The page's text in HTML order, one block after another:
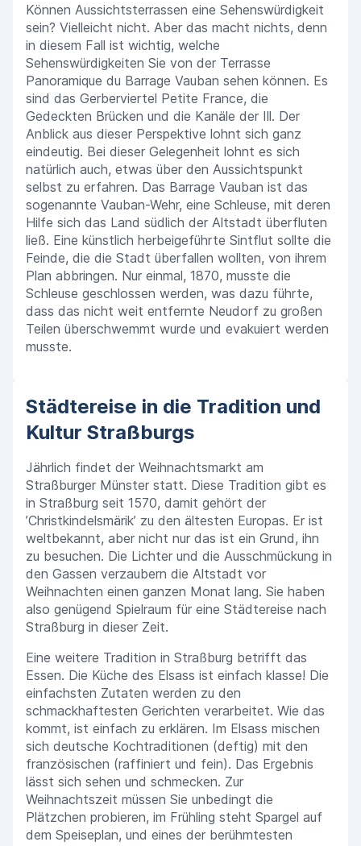
Können Aussichtsterrassen eine Sehenswürdigkeit
sein? Vielleicht nicht. Aber das macht nichts, denn
in diesem Fall ist wichtig, welche
Sehenswürdigkeiten Sie von der Terrasse
Panoramique du Barrage Vauban sehen können. Es
sind das Gerberviertel Petite France, die
Gedeckten Brücken und die Kanäle der Ill. Der
Anblick aus dieser Perspektive lohnt sich ganz
eindeutig. Bei dieser Gelegenheit lohnt es sich
natürlich auch, etwas über den Aussichtspunkt
selbst zu erfahren. Das Barrage Vauban ist das
sogenannte Vauban-Wehr, eine Schleuse, mit deren
Hilfe sich das Land südlich der Altstadt überfluten
ließ. Eine künstlich herbeigeführte Sintflut sollte die
Feinde, die die Stadt überfallen wollten, von ihrem
Plan abbringen. Nur einmal, 1870, musste die
Schleuse geschlossen werden, was dazu führte,
dass das nicht weit entfernte Neudorf zu großen
Teilen überschwemmt wurde und evakuiert werden
musste.
Städtereise in die Tradition und
Kultur Straßburgs
Jährlich findet der Weihnachtsmarkt am
Straßburger Münster statt. Diese Tradition gibt es
in Straßburg seit 1570, damit gehört der
’Christkindelsmärik’ zu den ältesten Europas. Er ist
weltbekannt, aber nicht nur das ist ein Grund, ihn
zu besuchen. Die Lichter und die Ausschmückung in
den Gassen verzaubern die Altstadt vor
Weihnachten einen ganzen Monat lang. Sie haben
also genügend Spielraum für eine Städtereise nach
Straßburg in dieser Zeit.
Eine weitere Tradition in Straßburg betrifft das
Essen. Die Küche des Elsass ist einfach klasse! Die
einfachsten Zutaten werden zu den
schmackhaftesten Gerichten verarbeitet. Wie das
kommt, ist einfach zu erklären. Im Elsass mischen
sich deutsche Kochtraditionen (deftig) mit den
französischen (raffiniert und fein). Das Ergebnis
lässt sich sehen und schmecken. Zur
Weihnachtszeit müssen Sie unbedingt die
Plätzchen probieren, im Frühling steht Spargel auf
dem Speiseplan, und eines der berühmtesten